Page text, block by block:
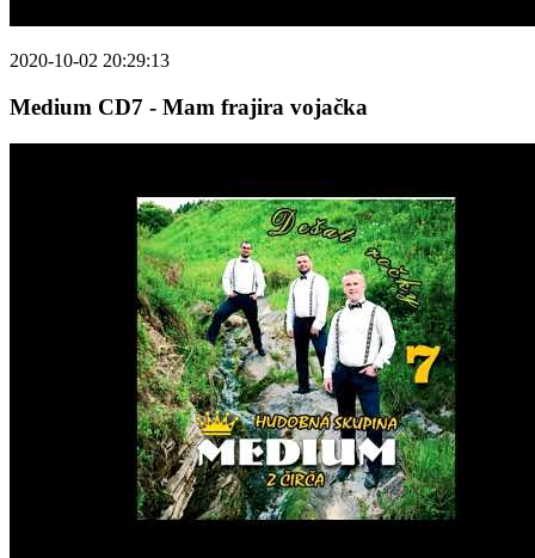
2020-10-02 20:29:13
Medium CD7 - Mam frajira vojačka